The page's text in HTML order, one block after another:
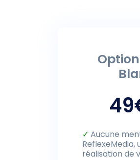
✓ Aucune
ReflexeMedia,
réalisation de